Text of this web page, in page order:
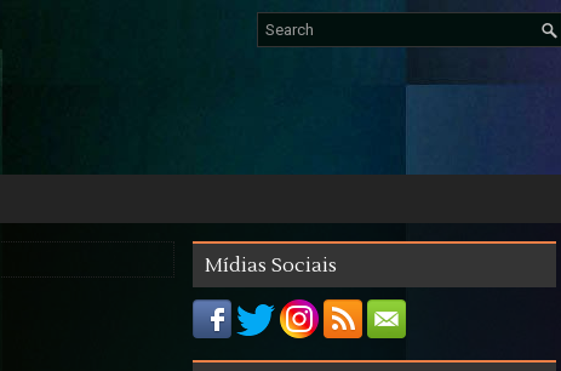
Mídias Sociais